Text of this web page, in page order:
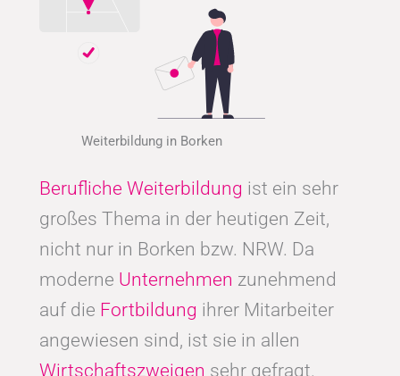
Weiterbildung in Borken
Berufliche Weiterbildung ist ein sehr
großes Thema in der heutigen Zeit,
nicht nur in Borken bzw. NRW. Da
moderne Unternehmen zunehmend
auf die Fortbildung ihrer Mitarbeiter
angewiesen sind, ist sie in allen
Wirtschaftszweigen sehr gefragt.